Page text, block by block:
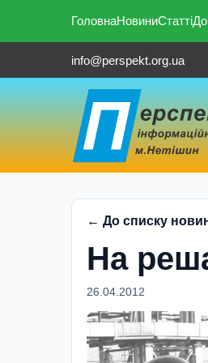
ГоловнаНовиниСтатті
info@perspekt.org.ua
← До списку
На
26.04.2012